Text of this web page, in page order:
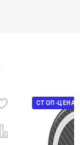
СТОП-ЦЕНА